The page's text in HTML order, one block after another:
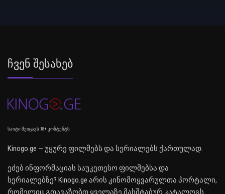
Ჩვენ Შესახებ
საიტი შეიცავს 18+ კონტენტს
Kinogo.ge — უყურე ფილმებს და სერიალებს ქართულად.
ეძებ ინფორმაციას საუკეთესო ფილმებსა და
სერიალებზე? Kinogo.ge არის კინომოყვარულთა პორტალი,